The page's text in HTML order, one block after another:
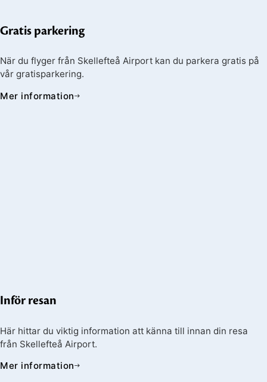
Gratis parkering
När du flyger från Skellefteå Airport kan du parkera gratis på
vår gratisparkering.
Mer information
Inför resan
Här hittar du viktig information att känna till innan din resa
från Skellefteå Airport.
Mer information